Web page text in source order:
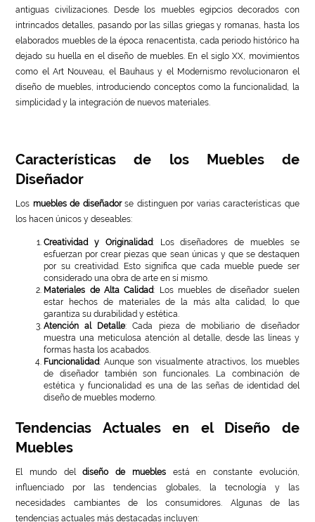
antiguas civilizaciones. Desde los muebles egipcios decorados con
intrincados detalles, pasando por las sillas griegas y romanas, hasta los
elaborados muebles de la época renacentista, cada periodo histórico ha
dejado su huella en el diseño de muebles. En el siglo XX, movimientos
como el Art Nouveau, el Bauhaus y el Modernismo revolucionaron el
diseño de muebles, introduciendo conceptos como la funcionalidad, la
simplicidad y la integración de nuevos materiales.
Características de los Muebles de
Diseñador
Los muebles de diseñadorse distinguen por varias características que
los hacen únicos y deseables:
Creatividad y Originalidad: Los diseñadores de muebles se
esfuerzan por crear piezas que sean únicas y que se destaquen
por su creatividad. Esto significa que cada mueble puede ser
considerado una obra de arte en sí mismo.
Materiales de Alta Calidad: Los muebles de diseñador suelen
estar hechos de materiales de la más alta calidad, lo que
garantiza su durabilidad y estética.
Atención al Detalle: Cada pieza de mobiliario de diseñador
muestra una meticulosa atención al detalle, desde las líneas y
formas hasta los acabados.
Funcionalidad: Aunque son visualmente atractivos, los muebles
de diseñador también son funcionales. La combinación de
estética y funcionalidad es una de las señas de identidad del
diseño de muebles moderno.
Tendencias Actuales en el Diseño de
Muebles
El mundo deldiseño de mueblesestá en constante evolución,
influenciado por las tendencias globales, la tecnología y las
necesidades cambiantes de los consumidores. Algunas de las
tendencias actuales más destacadas incluyen: